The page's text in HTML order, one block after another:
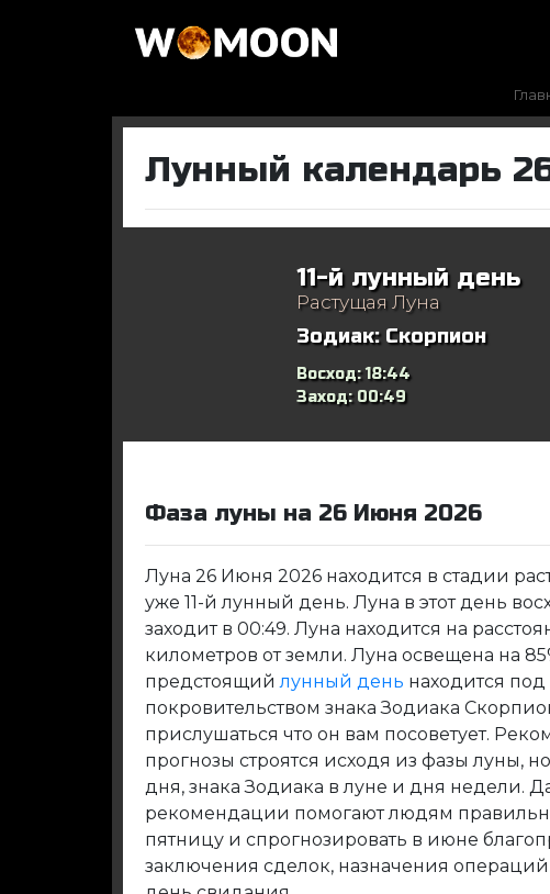
Лунный календарь
11-й лунный день
Растущая Луна
Зодиак: Скорпион
Восход:18:44
Заход: 00:49
Фаза луны на 26 Июня 2026
Луна 26 Июня 2026 находится в стадии
уже 11-й лунный день. Луна в этот день
заходит в 00:49. Луна находится на
километров от земли. Луна освещена на
предстоящийлунный день находится под
покровительством знака Зодиака
прислушаться что он вам посоветует.
прогнозы строятся исходя из фазы луны,
дня, знака Зодиака в луне и дня недели.
рекомендации помогают людям
пятницу и спрогнозировать в июне
заключения сделок, назначения